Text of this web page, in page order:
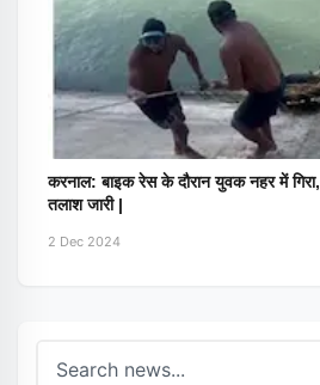
करनाल: बाइक रेस के दौरान युवक नहर में
तलाश जारी |
2 Dec 2024